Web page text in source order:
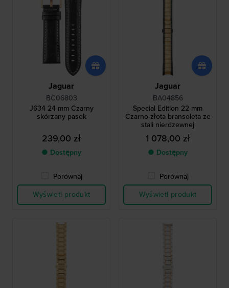
Jaguar
BC06803
J634 24 mm Czarny
skórzany pasek
239,00 zł
● Dostępny
Porównaj
Wyświetl produkt
Jaguar
BA04856
Special Edition 22 mm
Czarno-złota bransoleta ze
stali nierdzewnej
1 078,00 zł
● Dostępny
Porównaj
Wyświetl produkt